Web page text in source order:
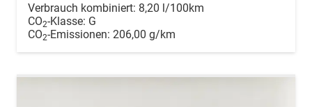
Verbrauch kombiniert: 8,20 l/100km
CO2-Klasse: G
CO2-Emissionen: 206,00 g/km